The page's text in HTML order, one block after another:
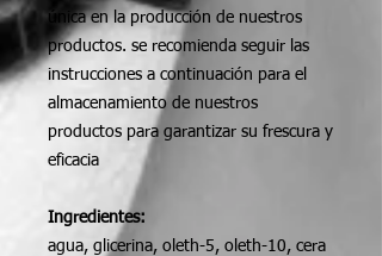
única en la producción de nuestros
productos. se recomienda seguir las
instrucciones a continuación para el
almacenamiento de nuestros
productos para garantizar su frescura y
eficacia
Ingredientes:
agua, glicerina, oleth-5, oleth-10, cera